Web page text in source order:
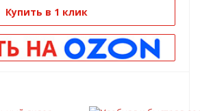
Купить в 1 клик